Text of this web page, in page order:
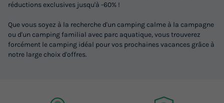
réductions exclusives jusqu'à -60% !
Que vous soyez à la recherche d'un camping calme à la campagne
ou d'un camping familial avec parc aquatique, vous trouverez
forcément le camping idéal pour vos prochaines vacances grâce à
notre large choix d'offres.